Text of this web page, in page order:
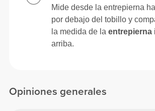
Opiniones generales
Mide desde la entrepierna
por debajo del tobillo y
la medida de laentrepierna
arriba.